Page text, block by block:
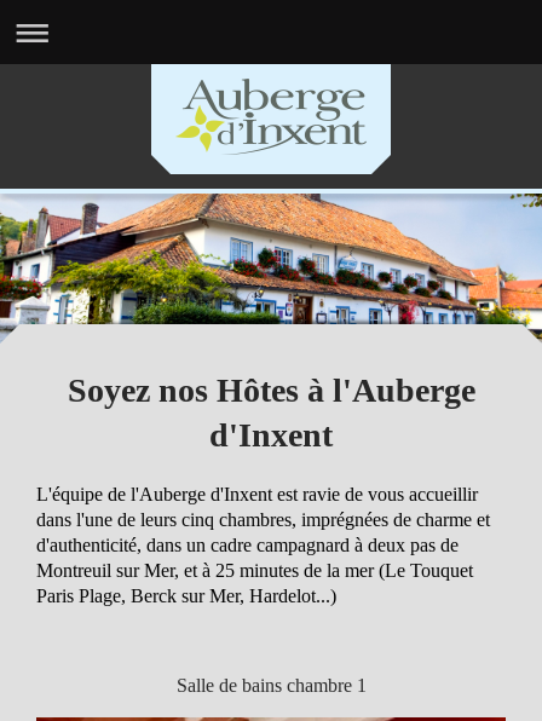
Soyez nos Hôtes à l'Auberge
d'Inxent
L'équipe de l'Auberge d'Inxent est ravie de vous accueillir
dans l'une de leurs cinq chambres, imprégnées de charme et
d'authenticité, dans un cadre campagnard à deux pas de
Montreuil sur Mer, et à 25 minutes de la mer (Le Touquet
Paris Plage, Berck sur Mer, Hardelot...)
Salle de bains chambre 1